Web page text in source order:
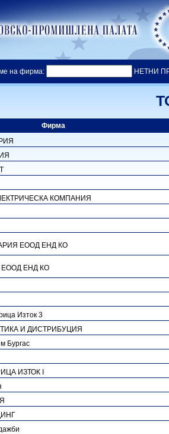
на фирма: НЕТНИ
Фирма
КОМПАНИЯ
ЕООД ЕНД КО
ЕНД КО
Изток 3
И ДИСТРИБУЦИЯ
Бургас
ИЗТОК І